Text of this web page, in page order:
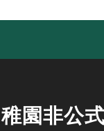
園非公